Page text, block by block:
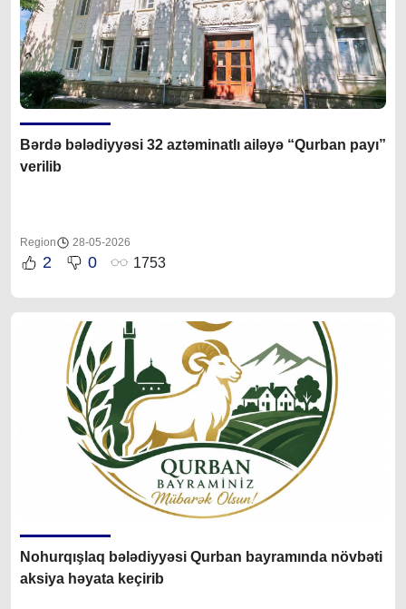
Bərdə bələdiyyəsi 32 aztəminatlı ailəyə “Qurban payı”
verilib
Region 28-05-2026
2 0 1753
Nohurqışlaq bələdiyyəsi Qurban bayramında növbəti
aksiya həyata keçirib